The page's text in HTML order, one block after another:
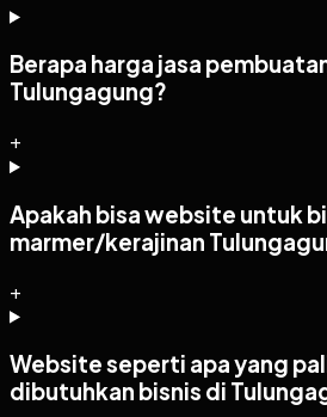
Berapa harga jasa
Tulungagung?
+
Apakah bisa website untuk
marmer/kerajinan
+
Website seperti apa yang
dibutuhkan bisnis di